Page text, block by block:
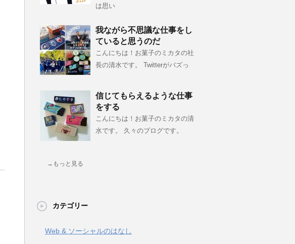
は思い
我ながら不思議な仕事をし
ていると思うのだ
こんにちは！お菓子のミカタの社
長の清水です。 Twitterがバズっ
信じてもらえるような仕事
をする
こんにちは！お菓子のミカタの清
水です。 久々のブログです。
→もっと見る
カテゴリー
Web & ソーシャルのはなし